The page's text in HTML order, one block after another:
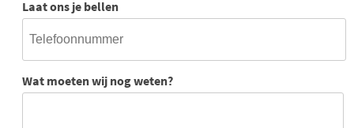
Laat ons je bellen
Wat moeten wij nog weten?